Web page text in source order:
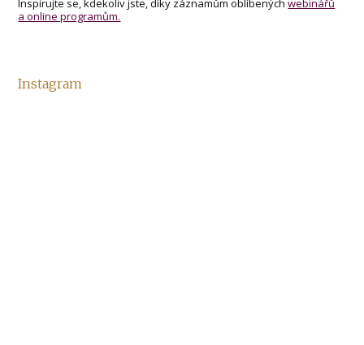
Inspirujte se, kdekoliv jste, díky záznamům oblíbenýchwebinářů
a online programům.
Instagram